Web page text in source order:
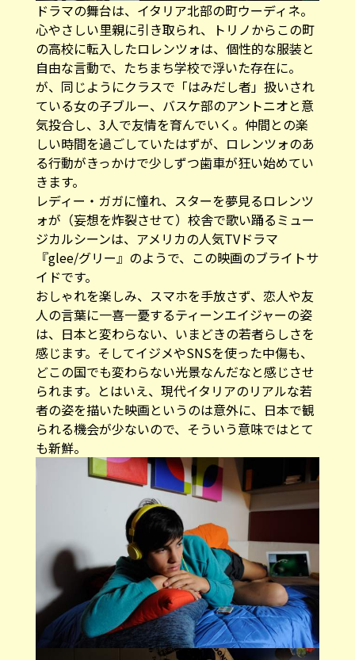
ドラマの舞台は、イタリア北部の町ウーディネ。
心やさしい里親に引き取られ、トリノからこの町
の高校に転入したロレンツォは、個性的な服装と
自由な言動で、たちまち学校で浮いた存在に。
が、同じようにクラスで「はみだし者」扱いされ
ている女の子ブルー、バスケ部のアントニオと意
気投合し、3人で友情を育んでいく。仲間との楽
しい時間を過ごしていたはずが、ロレンツォのあ
る行動がきっかけで少しずつ歯車が狂い始めてい
きます。
レディー・ガガに憧れ、スターを夢見るロレンツ
ォが（妄想を炸裂させて）校舎で歌い踊るミュー
ジカルシーンは、アメリカの人気TVドラマ
『glee/グリー』のようで、この映画のブライトサ
イドです。
おしゃれを楽しみ、スマホを手放さず、恋人や友
人の言葉に一喜一憂するティーンエイジャーの姿
は、日本と変わらない、いまどきの若者らしさを
感じます。そしてイジメやSNSを使った中傷も、
どこの国でも変わらない光景なんだなと感じさせ
られます。とはいえ、現代イタリアのリアルな若
者の姿を描いた映画というのは意外に、日本で観
られる機会が少ないので、そういう意味ではとて
も新鮮。